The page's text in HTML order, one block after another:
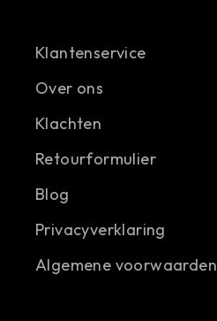
Klantenservice
Over ons
Klachten
Retourformulier
Blog
Privacyverklaring
Algemene voorwaarden